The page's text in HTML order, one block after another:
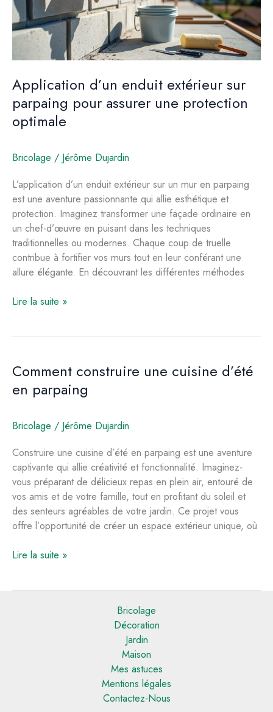
Application d’un enduit extérieur sur
parpaing pour assurer une protection
optimale
Bricolage / Jérôme Dujardin
L’application d’un enduit extérieur sur un mur en parpaing
est une aventure passionnante qui allie esthétique et
protection. Imaginez transformer une façade ordinaire en
un chef-d’œuvre en puisant dans les techniques
traditionnelles ou modernes. Chaque coup de truelle
contribue à fortifier vos murs tout en leur conférant une
allure élégante. En découvrant les différentes méthodes
Application
parpaing
pour
protection
optimale
Lire la suite »
Comment construire une cuisine d’été
en parpaing
Bricolage / Jérôme Dujardin
Construire une cuisine d’été en parpaing est une aventure
captivante qui allie créativité et fonctionnalité. Imaginez-
vous préparant de délicieux repas en plein air, entouré de
vos amis et de votre famille, tout en profitant du soleil et
des senteurs agréables de votre jardin. Ce projet vous
offre l’opportunité de créer un espace extérieur unique, où
Comment
Lire la suite »
Bricolage
Décoration
Jardin
Maison
Mes astuces
Mentions légales
Contactez-Nous